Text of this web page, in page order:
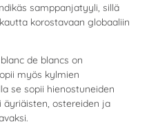
samppanjatyyli, sillä
korostavaan globaaliin
de blancs on
myös kylmien
se sopii hienostuneiden
äyriäisten, ostereiden ja